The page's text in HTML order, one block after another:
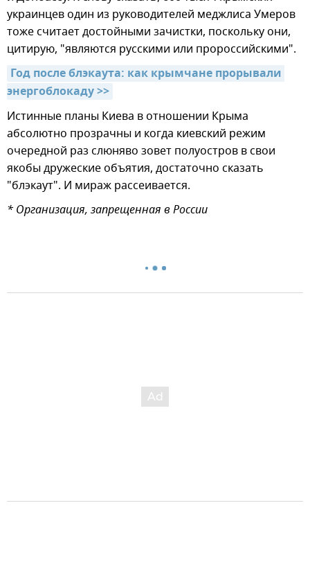
украинцев один из руководителей меджлиса Умеров
тоже считает достойными зачистки, поскольку они,
цитирую, "являются русскими или пророссийскими".
Год после блэкаута: как крымчане прорывали
энергоблокаду >>
Истинные планы Киева в отношении Крыма
абсолютно прозрачны и когда киевский режим
очередной раз слюняво зовет полуостров в свои
якобы дружеские объятия, достаточно сказать
"блэкаут". И мираж рассеивается.
* Организация, запрещенная в России